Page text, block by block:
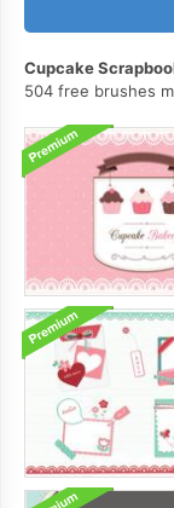
Cupcake
504 free brushes